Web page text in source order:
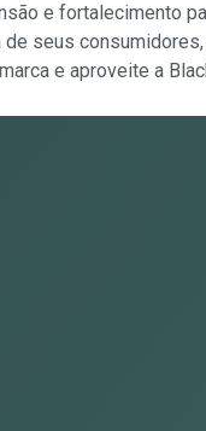
e fortalecimento
seus
e aproveite a